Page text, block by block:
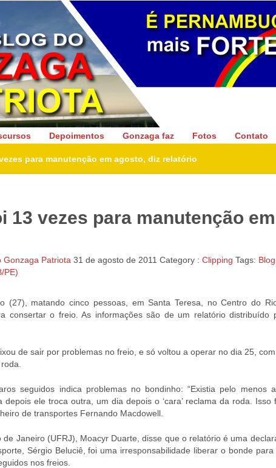
Gonzaga Patriota
Depoimentos Gonzaga faz Fotos Contato
para manutenção em agosto, diz relatório
13 vezes para manutenção em
Gonzaga Patriota 31 de agosto de 2011 Category : Clipping Tags:
PE)
(27), matando cinco pessoas, em Santa Teresa, no Centro do
consertar o freio. As informações são de um relatório distribuído
de sair por problemas no freio, e só voltou a operar no dia 25,
seguidos indica problemas no bondinho: “Existia pelo menos
ele troca outra, um dia depois o ‘cara’ reclama da roda. Isso
de transportes Fernando Macdowell.
Janeiro (UFRJ), Moacyr Duarte, disse que o relatório é uma
Sérgio Beluciê, foi uma irresponsabilidade liberar o bonde
nos freios.